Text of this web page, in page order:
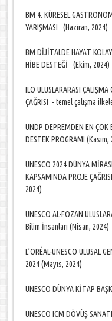
BM 4. KÜRESEL
YARIŞMASI (Haziran, 2024)
BM DİJİTALDE HAYAT
HİBE DESTEĞİ (Ekim, 2024)
ILO ULUSLARARASI
ÇAĞRISI - temel çalışma
UNDP DEPREMDEN EN ÇOK
DESTEK PROGRAMI (Kasım,
UNESCO 2024 DÜNYA
KAPSAMINDA PROJE
2024)
UNESCO AL-FOZAN
Bilim İnsanları (Nisan, 2024)
L’ORÉAL-UNESCO ULUSAL
2024 (Mayıs, 2024)
UNESCO DÜNYA KİTAP
UNESCO ICM DÖVÜŞ